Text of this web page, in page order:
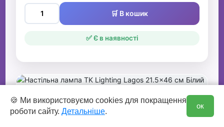
🛒 В кошик
✅ Є в наявності
🍪 Ми використовуємо cookies для покращення
роботи сайту. Детальніше.
ок
0